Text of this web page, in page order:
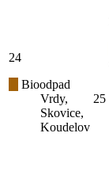
24
Bioodpad
Vrdy,
Skovice,
Koudelov
25